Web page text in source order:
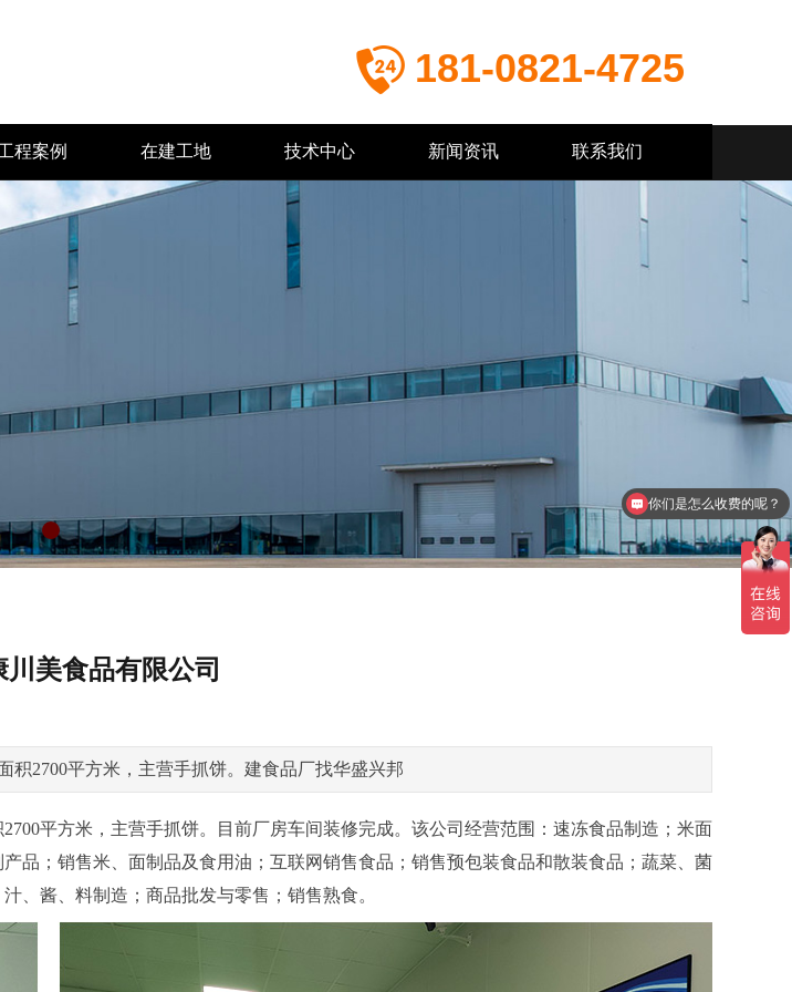
181-0821-4725
程案例 在建工地 技术中心 新闻资讯 联系我们
川美食品有限公司
2700平方米，主营手抓饼。建食品厂找华盛兴邦
平方米，主营手抓饼。目前厂房车间装修完成。该公司经营范围：速冻食品制造；米面
品；销售米、面制品及食用油；互联网销售食品；销售预包装食品和散装食品；蔬菜、菌
汁 、酱、料制造；商品批发与零售；销售熟食。
你们是怎么收费的呢？